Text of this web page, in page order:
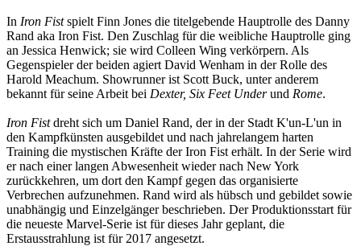
In Iron Fistspielt Finn Jones die titelgebende Hauptrolle des Danny
Rand aka Iron Fist. Den Zuschlag für die weibliche Hauptrolle ging
an Jessica Henwick; sie wird Colleen Wing verkörpern. Als
Gegenspieler der beiden agiert David Wenham in der Rolle des
Harold Meachum. Showrunner ist Scott Buck, unter anderem
bekannt für seine Arbeit bei Dexter, Six Feet Underund Rome.
Iron Fistdreht sich um Daniel Rand, der in der Stadt K'un-L'un in
den Kampfkünsten ausgebildet und nach jahrelangem harten
Training die mystischen Kräfte der Iron Fist erhält. In der Serie wird
er nach einer langen Abwesenheit wieder nach New York
zurückkehren, um dort den Kampf gegen das organisierte
Verbrechen aufzunehmen. Rand wird als hübsch und gebildet sowie
unabhängig und Einzelgänger beschrieben. Der Produktionsstart für
die neueste Marvel-Serie ist für dieses Jahr geplant, die
Erstausstrahlung ist für 2017 angesetzt.